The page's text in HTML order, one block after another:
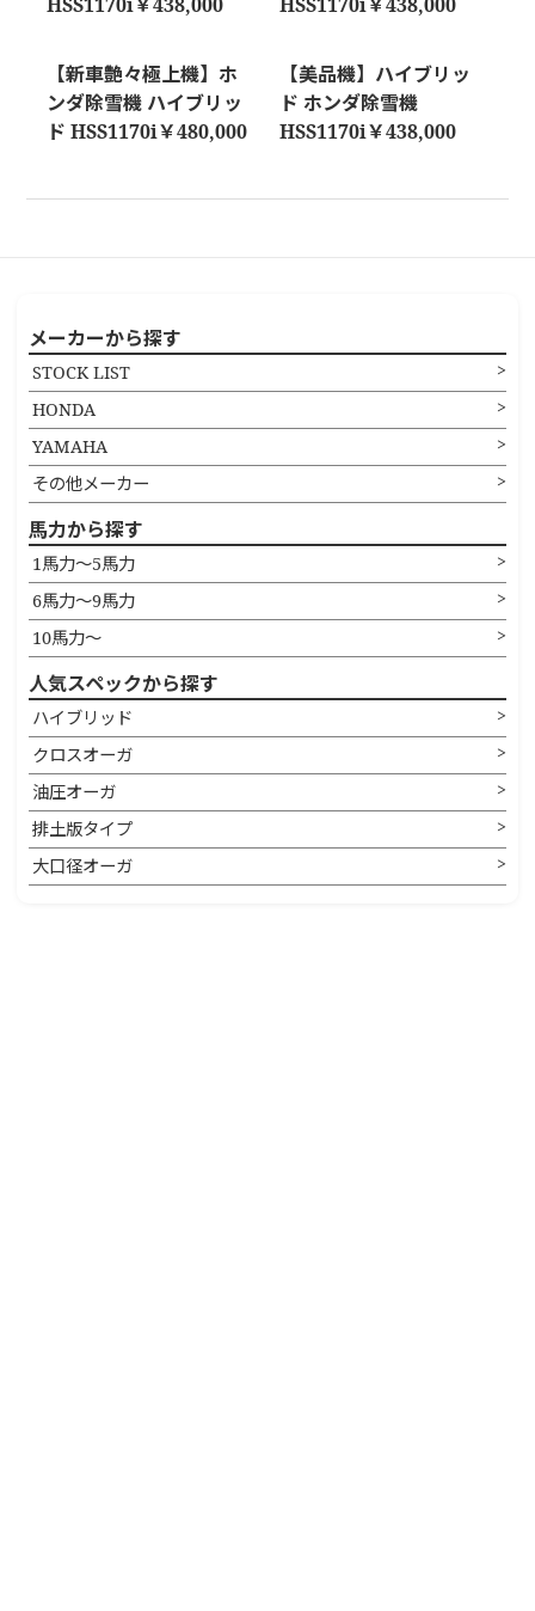
【新車艶々極上機】ホ
ンダ除雪機 ハイブリッ
ド HSS1170i￥480,000
【美品機】ハイブリッ
ド ホンダ除雪機
HSS1170i￥438,000
メーカーから探す
STOCK LIST
HONDA
YAMAHA
その他メーカー
馬力から探す
1馬力〜5馬力
6馬力〜9馬力
10馬力〜
人気スペックから探す
ハイブリッド
クロスオーガ
油圧オーガ
排土版タイプ
大口径オーガ